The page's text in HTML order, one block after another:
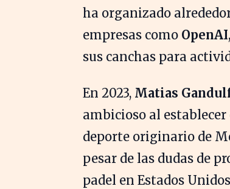
ha organizado
empresas como OpenAI,
sus canchas para
En 2023, Matias
ambicioso al
deporte originario de
pesar de las dudas de
padel en Estados